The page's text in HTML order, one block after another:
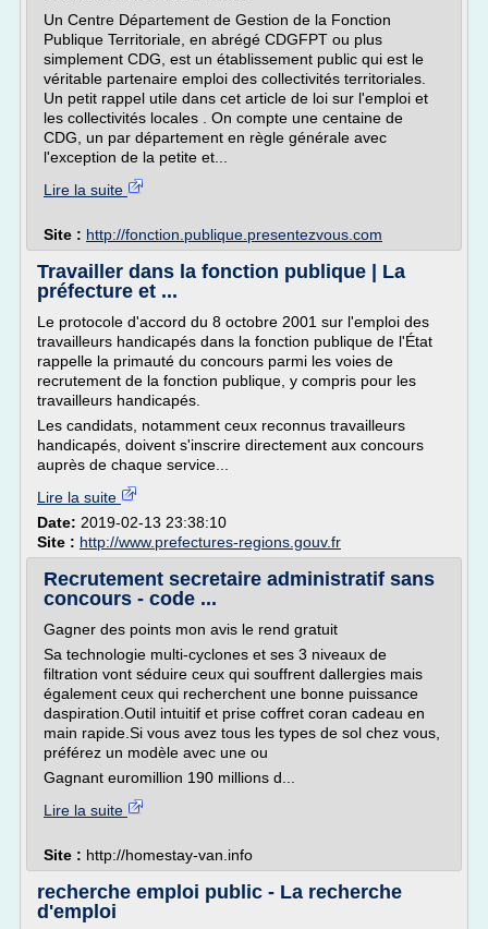
Un Centre Département de Gestion de la Fonction
Publique Territoriale, en abrégé CDGFPT ou plus
simplement CDG, est un établissement public qui est le
véritable partenaire emploi des collectivités territoriales.
Un petit rappel utile dans cet article de loi sur l'emploi et
les collectivités locales . On compte une centaine de
CDG, un par département en règle générale avec
l'exception de la petite et...
Lire la suite
Site : http://fonction.publique.presentezvous.com
Travailler dans la fonction publique | La
préfecture et ...
Le protocole d'accord du 8 octobre 2001 sur l'emploi des
travailleurs handicapés dans la fonction publique de l'État
rappelle la primauté du concours parmi les voies de
recrutement de la fonction publique, y compris pour les
travailleurs handicapés.
Les candidats, notamment ceux reconnus travailleurs
handicapés, doivent s'inscrire directement aux concours
auprès de chaque service...
Lire la suite
Date: 2019-02-13 23:38:10
Site : http://www.prefectures-regions.gouv.fr
Recrutement secretaire administratif sans
concours - code ...
Gagner des points mon avis le rend gratuit
Sa technologie multi-cyclones et ses 3 niveaux de
filtration vont séduire ceux qui souffrent dallergies mais
également ceux qui recherchent une bonne puissance
daspiration.Outil intuitif et prise coffret coran cadeau en
main rapide.Si vous avez tous les types de sol chez vous,
préférez un modèle avec une ou
Gagnant euromillion 190 millions d...
Lire la suite
Site : http://homestay-van.info
recherche emploi public - La recherche
d'emploi